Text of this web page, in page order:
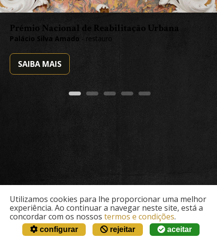
Utilizamos cookies para lhe proporcionar uma melhor
experiência. Ao continuar a navegar neste site, está a
concordar com os nossos termos e condições.
configurar rejeitar aceitar
Prémio Nacional de Reabilitação Urbana
Palácio Silva Amado - restauro
SAIBA MAIS
© Archeofactu 2026. Todos os direitos reservados